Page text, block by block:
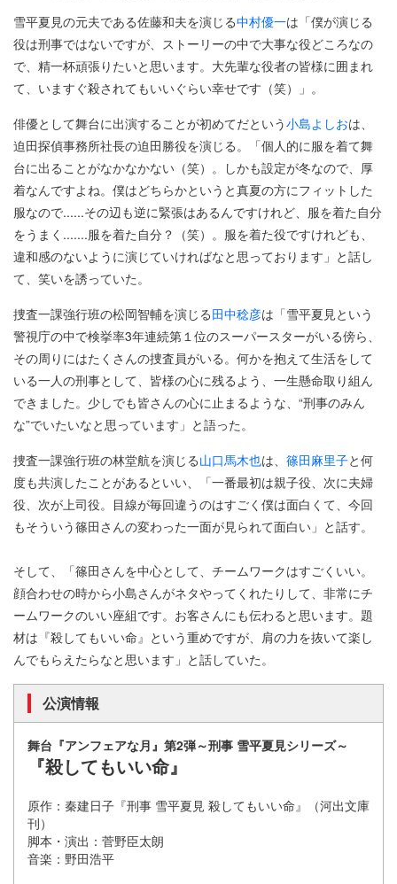
雪平夏見の元夫である佐藤和夫を演じる中村優一は「僕が演じる
役は刑事ではないですが、ストーリーの中で大事な役どころなの
で、精一杯頑張りたいと思います。大先輩な役者の皆様に囲まれ
て、いますぐ殺されてもいいぐらい幸せです（笑）」。
俳優として舞台に出演することが初めてだという小島よしおは、
迫田探偵事務所社長の迫田勝役を演じる。「個人的に服を着て舞
台に出ることがなかなかない（笑）。しかも設定が冬なので、厚
着なんですよね。僕はどちらかというと真夏の方にフィットした
服なので......その辺も逆に緊張はあるんですけれど、服を着た自分
をうまく.......服を着た自分？（笑）。服を着た役ですけれども、
違和感のないように演じていければなと思っております」と話し
て、笑いを誘っていた。
捜査一課強行班の松岡智輔を演じる田中稔彦は「雪平夏見という
警視庁の中で検挙率3年連続第１位のスーパースターがいる傍ら、
その周りにはたくさんの捜査員がいる。何かを抱えて生活をして
いる一人の刑事として、皆様の心に残るよう、一生懸命取り組ん
できました。少しでも皆さんの心に止まるような、“刑事のみん
な”でいたいなと思っています」と語った。
捜査一課強行班の林堂航を演じる山口馬木也は、 篠田麻里子と何
度も共演したことがあるといい、「一番最初は親子役、次に夫婦
役、次が上司役。目線が毎回違うのはすごく僕は面白くて、今回
もそういう篠田さんの変わった一面が見られて面白い」と話す。
そして、「篠田さんを中心として、チームワークはすごくいい。
顔合わせの時から小島さんがネタやってくれたりして、非常にチ
ームワークのいい座組です。お客さんにも伝わると思います。題
材は『殺してもいい命』という重めですが、肩の力を抜いて楽し
んでもらえたらなと思います」と話していた。
公演情報
舞台『アンフェアな月』第2弾～刑事 雪平夏見シリーズ～
『殺してもいい命』
原作：秦建日子『刑事 雪平夏見 殺してもいい命』（河出文庫
刊）
脚本・演出：菅野臣太朗
音楽：野田浩平